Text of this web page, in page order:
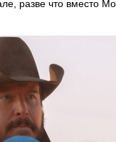
разве что вместо